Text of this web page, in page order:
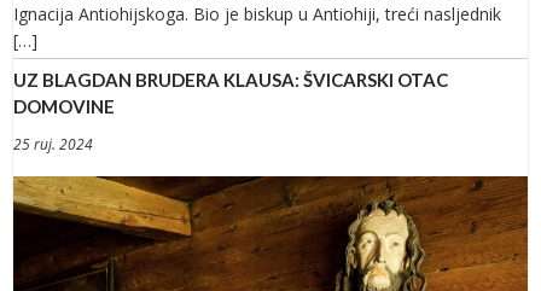
Ignacija Antiohijskoga. Bio je biskup u Antiohiji, treći nasljednik
[…]
UZ BLAGDAN BRUDERA KLAUSA: ŠVICARSKI OTAC
DOMOVINE
25 ruj. 2024